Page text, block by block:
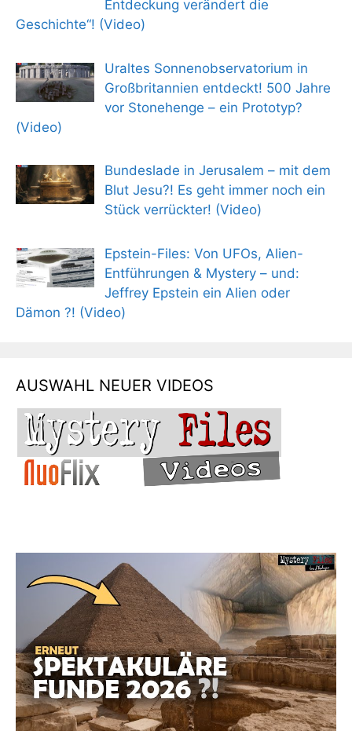
Entdeckung verändert die
Geschichte“! (Video)
Uraltes Sonnenobservatorium in
Großbritannien entdeckt! 500 Jahre
vor Stonehenge – ein Prototyp?
(Video)
Bundeslade in Jerusalem – mit dem
Blut Jesu?! Es geht immer noch ein
Stück verrückter! (Video)
Epstein-Files: Von UFOs, Alien-
Entführungen & Mystery – und:
Jeffrey Epstein ein Alien oder
Dämon ?! (Video)
AUSWAHL NEUER VIDEOS